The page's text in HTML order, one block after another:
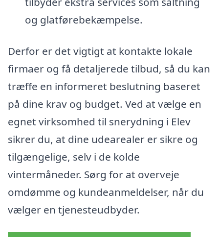
og glatførebekæmpelse.
Derfor er det vigtigt at kontakte lokale
firmaer og få detaljerede tilbud, så du kan
træffe en informeret beslutning baseret
på dine krav og budget. Ved at vælge en
egnet virksomhed til snerydning i Elev
sikrer du, at dine udearealer er sikre og
tilgængelige, selv i de kolde
vintermåneder. Sørg for at overveje
omdømme og kundeanmeldelser, når du
vælger en tjenesteudbyder.